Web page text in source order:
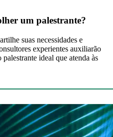
um palestrante?
suas necessidades e
experientes auxiliarão
ideal que atenda às